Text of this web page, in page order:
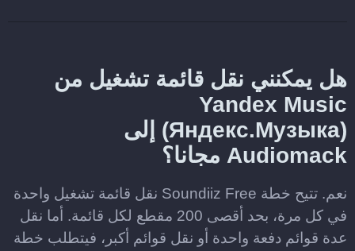
هل يمكنني نقل قائمة تشغيل من
Yandex Music
(Яндекс.Музыка) إلى
Audiomack مجانا؟
نعم. تتيح خطة Soundiiz Free نقل قائمة تشغيل واحدة
في كل مرة، بحد أقصى 200 مقطع لكل قائمة. أما نقل
عدة قوائم دفعة واحدة أو نقل قوائم أكبر، فيتطلب خطة